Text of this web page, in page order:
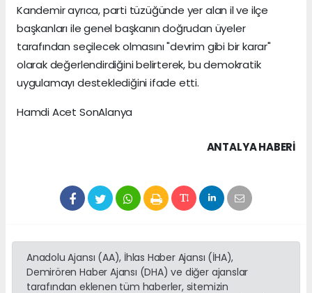
Kandemir ayrıca, parti tüzüğünde yer alan il ve ilçe
başkanları ile genel başkanın doğrudan üyeler
tarafından seçilecek olmasını "devrim gibi bir karar"
olarak değerlendirdiğini belirterek, bu demokratik
uygulamayı desteklediğini ifade etti.
Hamdi Acet SonAlanya
ANTALYA HABERİ
Anadolu Ajansı (AA), İhlas Haber Ajansı (İHA),
Demirören Haber Ajansı (DHA) ve diğer ajanslar
tarafından eklenen tüm haberler, sitemizin